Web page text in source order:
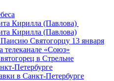
Кирилла (Павлова)
Кирилла (Павлова)
Святогорцу 13 января
«Союз»
в Стрельне
Петербурге
в Санкт-Петербурге